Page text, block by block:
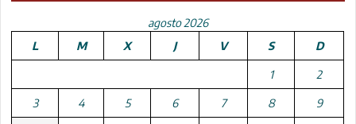
agosto 2026
L
M X J V S D
1 2
3 4 5 6 7 8 9